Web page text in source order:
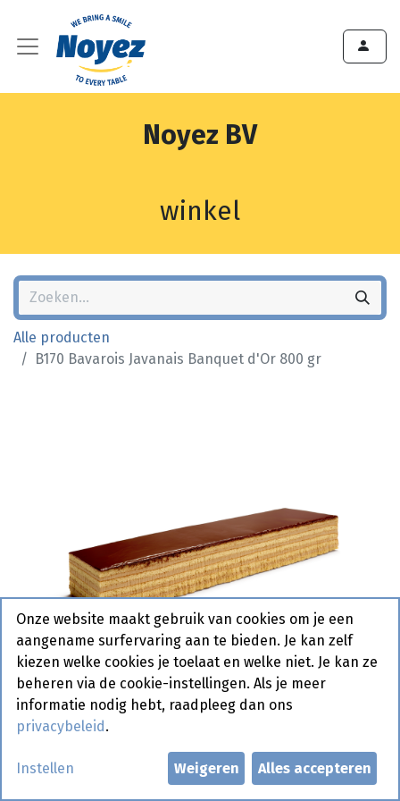
Noyez BV
winkel
Alle producten
B170 Bavarois Javanais Banquet d'Or 800 gr
B170 Bavarois Javanais Banquet
Onze website maakt gebruik van cookies om je een
aangename surfervaring aan te bieden. Je kan zelf
kiezen welke cookies je toelaat en welke niet. Je kan ze
beheren via de cookie-instellingen. Als je meer
informatie nodig hebt, raadpleeg dan ons
privacybeleid .
Instellen Weigeren Alles accepteren